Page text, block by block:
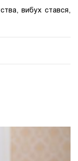
вибух стався,